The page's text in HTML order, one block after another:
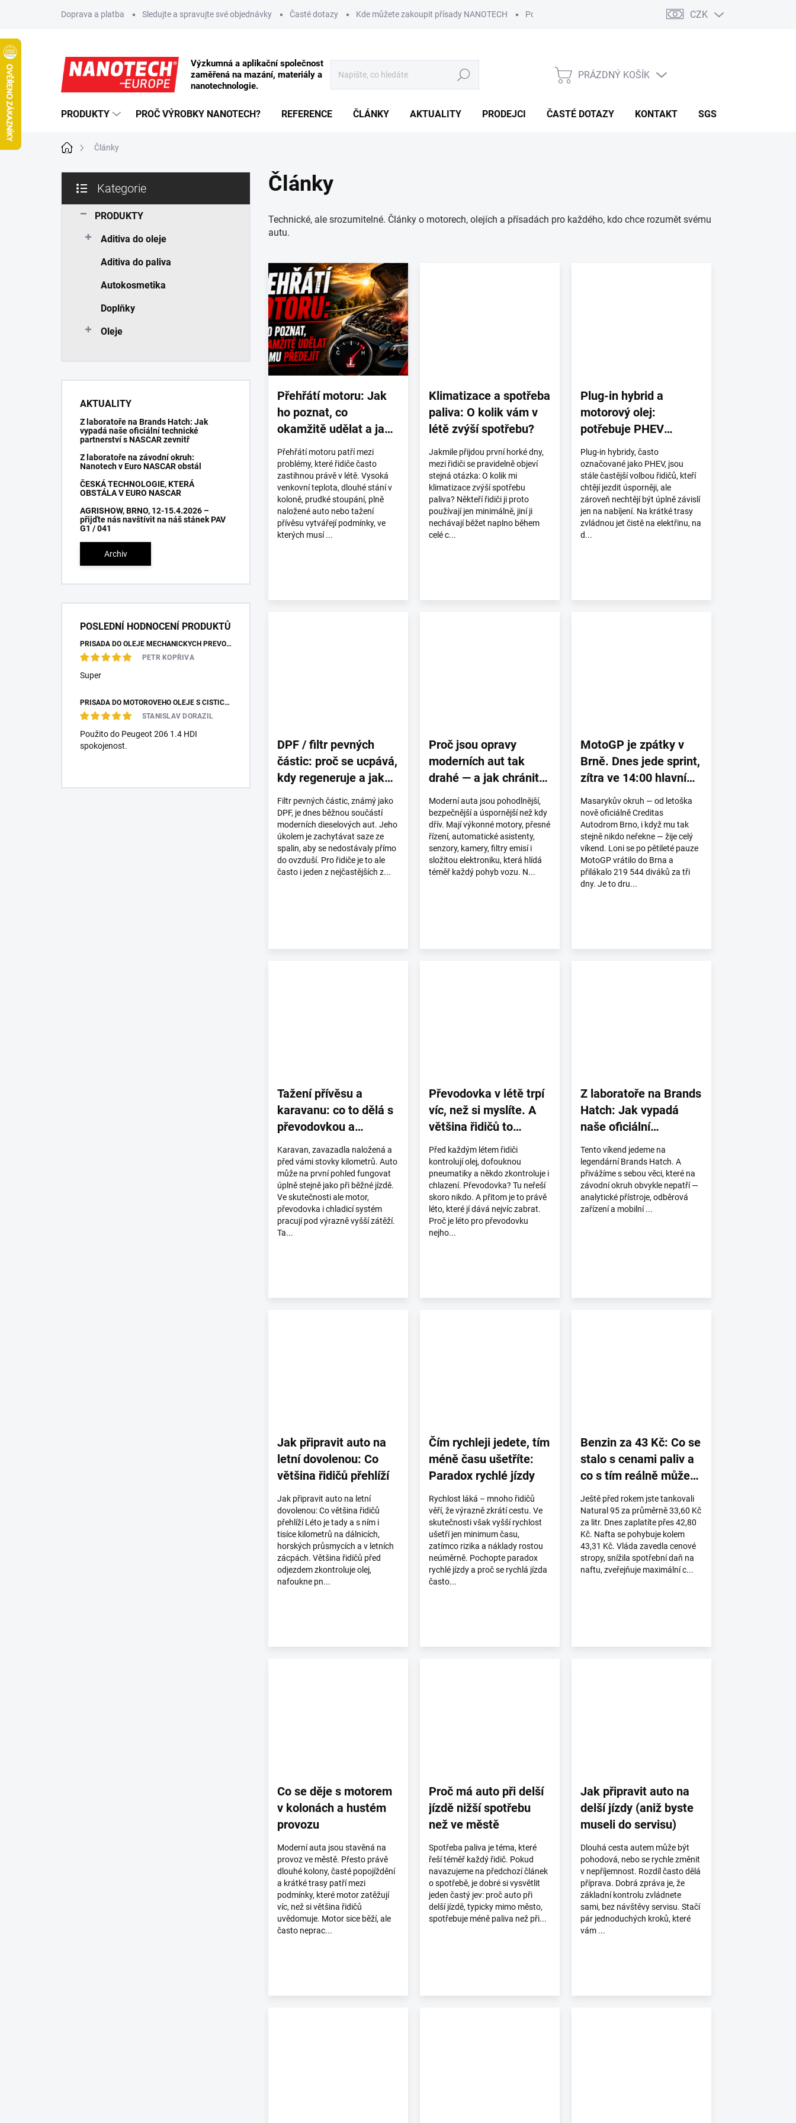
Doprava a platba
Sledujte a spravujte své objednávky Časté dotazy Kde můžete zakoupit přísady NANOTECH Podpora Reference - strojírenství
CZK
Hledat NÁKUPNÍ KOŠÍK
PRÁZDNÝ KOŠÍK
PRODUKTY PROČ VÝROBKY NANOTECH? REFERENCE ČLÁNKY AKTUALITY PRODEJCI ČASTÉ DOTAZY KONTAKT SGS
Domů Články
Přeskočit kategorie
Kategorie
PRODUKTY
Aditiva do oleje
Aditiva do paliva
Autokosmetika
Doplňky
Oleje
AKTUALITY
Z laboratoře na Brands Hatch: Jak
vypadá naše oficiální technické
partnerství s NASCAR zevnitř
Z laboratoře na závodní okruh:
Nanotech v Euro NASCAR obstál
ČESKÁ TECHNOLOGIE, KTERÁ
OBSTÁLA V EURO NASCAR
AGRISHOW, BRNO, 12-15.4.2026 –
přijďte nás navštívit na náš stánek PAV
G1 / 041
Archiv
POSLEDNÍ HODNOCENÍ PRODUKTŮ
PŘÍSADA DO OLEJE MECHANICKÝCH PŘEVODOVEK A DIFERENCIÁLU
PETR KOPŘIVA
Super
PŘÍSADA DO MOTOROVÉHO OLEJE S ČISTÍCÍM ÚČINKEM PRO NAFTOVÉ MOTORY
STANISLAV DORAZIL
Použito do Peugeot 206 1.4 HDI
spokojenost.
Články
Technické, ale srozumitelné. Články o motorech, olejích a přísadách pro každého, kdo chce rozumět svému
autu.
Přehřátí motoru: Jak
ho poznat, co
okamžitě udělat a jak
mu předejít
Přehřátí motoru patří mezi
problémy, které řidiče často
zastihnou právě v létě. Vysoká
venkovní teplota, dlouhé stání v
koloně, prudké stoupání, plně
naložené auto nebo tažení
přívěsu vytvářejí podmínky, ve
kterých musí ...
Klimatizace a spotřeba
paliva: O kolik vám v
létě zvýší spotřebu?
Jakmile přijdou první horké dny,
mezi řidiči se pravidelně objeví
stejná otázka: O kolik mi
klimatizace zvýší spotřebu
paliva? Někteří řidiči ji proto
používají jen minimálně, jiní ji
nechávají běžet naplno během
celé c...
Plug-in hybrid a
motorový olej:
potřebuje PHEV
olejovou přísadu?
Plug-in hybridy, často
označované jako PHEV, jsou
stále častější volbou řidičů, kteří
chtějí jezdit úsporněji, ale
zároveň nechtějí být úplně závislí
jen na nabíjení. Na krátké trasy
zvládnou jet čistě na elektřinu, na
d...
DPF / filtr pevných
částic: proč se ucpává,
kdy regeneruje a jak
ho chránit
Filtr pevných částic, známý jako
DPF, je dnes běžnou součástí
moderních dieselových aut. Jeho
úkolem je zachytávat saze ze
spalin, aby se nedostávaly přímo
do ovzduší. Pro řidiče je to ale
často i jeden z nejčastějších z...
Proč jsou opravy
moderních aut tak
drahé — a jak chránit
motor déle
Moderní auta jsou pohodlnější,
bezpečnější a úspornější než kdy
dřív. Mají výkonné motory, přesné
řízení, automatické asistenty,
senzory, kamery, filtry emisí i
složitou elektroniku, která hlídá
téměř každý pohyb vozu. N...
MotoGP je zpátky v
Brně. Dnes jede sprint,
zítra ve 14:00 hlavní
závod.
Masarykův okruh — od letoška
nově oficiálně Creditas
Autodrom Brno, i když mu tak
stejně nikdo neřekne — žije celý
víkend. Loni se po pětileté pauze
MotoGP vrátilo do Brna a
přilákalo 219 544 diváků za tři
dny. Je to dru...
Tažení přívěsu a
karavanu: co to dělá s
převodovkou a
motorem?
Karavan, zavazadla naložená a
před vámi stovky kilometrů. Auto
může na první pohled fungovat
úplně stejně jako při běžné jízdě.
Ve skutečnosti ale motor,
převodovka i chladicí systém
pracují pod výrazně vyšší zátěží.
Ta...
Převodovka v létě trpí
víc, než si myslíte. A
většina řidičů to
netuší.
Před každým létem řidiči
kontrolují olej, dofouknou
pneumatiky a někdo zkontroluje i
chlazení. Převodovka? Tu neřeší
skoro nikdo. A přitom je to právě
léto, které jí dává nejvíc zabrat.
Proč je léto pro převodovku
nejho...
Z laboratoře na Brands
Hatch: Jak vypadá
naše oficiální
technické partnerství s
NASCAR zevnitř
Tento víkend jedeme na
legendární Brands Hatch. A
přivážíme s sebou věci, které na
závodní okruh obvykle nepatří —
analytické přístroje, odběrová
zařízení a mobilní ...
Jak připravit auto na
letní dovolenou: Co
většina řidičů přehlíží
Jak připravit auto na letní
dovolenou: Co většina řidičů
přehlíží Léto je tady a s ním i
tisíce kilometrů na dálnicích,
horských průsmycích a v letních
zácpách. Většina řidičů před
odjezdem zkontroluje olej,
nafoukne pn...
Čím rychleji jedete, tím
méně času ušetříte:
Paradox rychlé jízdy
Rychlost láká – mnoho řidičů
věří, že výrazně zkrátí cestu. Ve
skutečnosti však vyšší rychlost
ušetří jen minimum času,
zatímco rizika a náklady rostou
neúměrně. Pochopte paradox
rychlé jízdy a proč se rychlá jízda
často...
Benzin za 43 Kč: Co se
stalo s cenami paliv a
co s tím reálně můžete
udělat
Ještě před rokem jste tankovali
Natural 95 za průměrně 33,60 Kč
za litr. Dnes zaplatíte přes 42,80
Kč. Nafta se pohybuje kolem
43,31 Kč. Vláda zavedla cenové
stropy, snížila spotřební daň na
naftu, zveřejňuje maximální c...
Co se děje s motorem
v kolonách a hustém
provozu
Moderní auta jsou stavěná na
provoz ve městě. Přesto právě
dlouhé kolony, časté popojíždění
a krátké trasy patří mezi
podmínky, které motor zatěžují
víc, než si většina řidičů
uvědomuje. Motor sice běží, ale
často neprac...
Proč má auto při delší
jízdě nižší spotřebu
než ve městě
Spotřeba paliva je téma, které
řeší téměř každý řidič. Pokud
navazujeme na předchozí článek
o spotřebě, je dobré si vysvětlit
jeden častý jev: proč auto při
delší jízdě, typicky mimo město,
spotřebuje méně paliva než při...
Jak připravit auto na
delší jízdy (aniž byste
museli do servisu)
Dlouhá cesta autem může být
pohodová, nebo se rychle změnit
v nepříjemnost. Rozdíl často dělá
příprava. Dobrá zpráva je, že
základní kontrolu zvládnete
sami, bez návštěvy servisu. Stačí
pár jednoduchých kroků, které
vám ...